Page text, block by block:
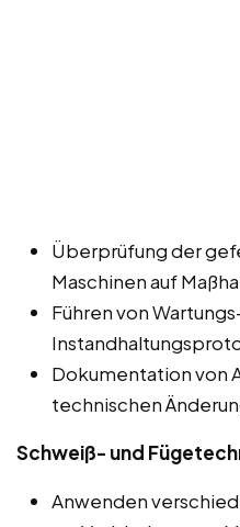
Überprüfung der
Maschinen auf
Führen von
Dokumentation von
technischen
Schweiß- und
Anwenden